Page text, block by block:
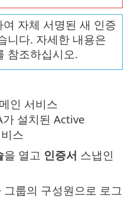
자체 서명된 새 인증
니다. 자세한 내용은
참조하십시오.
인 서비스
설치된 Active
스
을 열고 인증서 스냅인
룹의 구성원으로 로그